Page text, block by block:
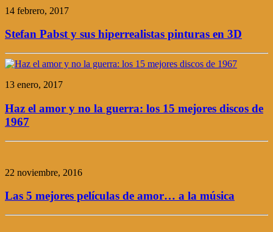
14 febrero, 2017
Stefan Pabst y sus hiperrealistas pinturas en 3D
13 enero, 2017
Haz el amor y no la guerra: los 15 mejores discos de
1967
22 noviembre, 2016
Las 5 mejores películas de amor… a la música